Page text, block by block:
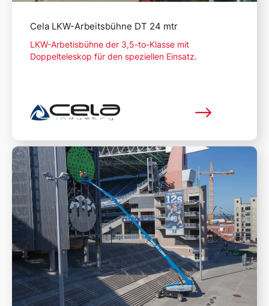
Cela LKW-Arbeitsbühne DT 24 mtr
LKW-Arbetisbühne der 3,5-to-Klasse mit
Doppelteleskop für den speziellen Einsatz.
Mehr lesen